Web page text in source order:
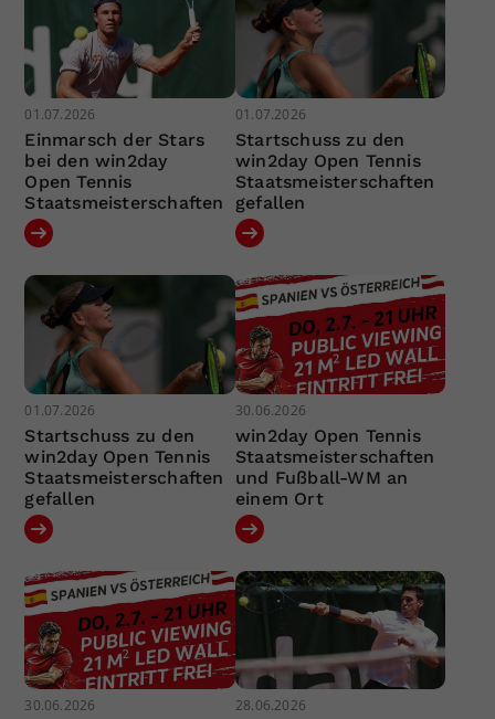
01.07.2026
Einmarsch der Stars
bei den win2day
Open Tennis
Staatsmeisterschaften
01.07.2026
Startschuss zu den
win2day Open Tennis
Staatsmeisterschaften
gefallen
01.07.2026
Startschuss zu den
win2day Open Tennis
Staatsmeisterschaften
gefallen
30.06.2026
win2day Open Tennis
Staatsmeisterschaften
und Fußball-WM an
einem Ort
30.06.2026 28.06.2026